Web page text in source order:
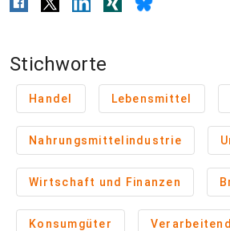
Stichworte
Handel Lebensmittel
Nahrungsmittelindustrie
Wirtschaft und Finanzen
Konsumgüter